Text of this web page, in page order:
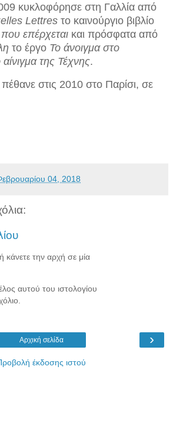
κυκλοφόρησε στη Γαλλία από
Lettres το καινούργιο βιβλίο
επέρχεται και πρόσφατα από
το έργο Το άνοιγμα στο
της Τέχνης.
στις 2010 στο Παρίσι, σε
04, 2018
κάνετε την αρχή σε μία
αυτού του ιστολογίου
›
Αρχική σελίδα
έκδοσης ιστού